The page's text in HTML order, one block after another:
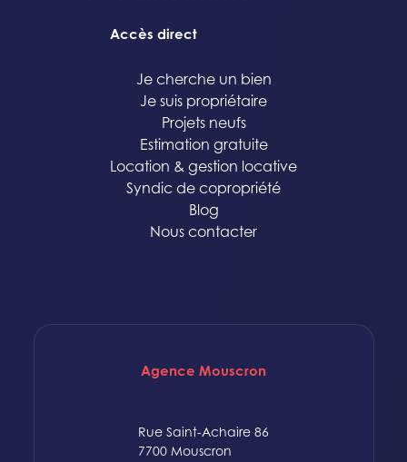
Accès direct
Je cherche un bien
Je suis propriétaire
Projets neufs
Estimation gratuite
Location & gestion locative
Syndic de copropriété
Blog
Nous contacter
Agence Mouscron
Rue Saint-Achaire 86
7700 Mouscron